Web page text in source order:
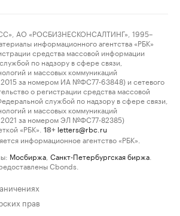
АО «РОСБИЗНЕСКОНСАЛТИНГ», 1995–
информационного агентства «РБК»
средства массовой информации
по надзору в сфере связи,
и массовых коммуникаций
за номером ИА №ФС77-63848) и сетевого
о регистрации средства массовой
службой по надзору в сфере связи,
и массовых коммуникаций
за номером ЭЛ №ФС77-82385)
«РБК».
18+ letters@rbc.ru
информационное агентство «РБК».
Мосбиржа Санкт-Петербургская биржа
Cbonds.
прав